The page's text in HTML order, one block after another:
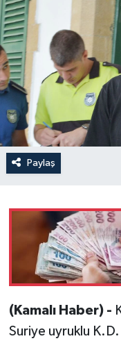
Paylaş
(Kamalı Haber) -
Suriye uyruklu K.D.